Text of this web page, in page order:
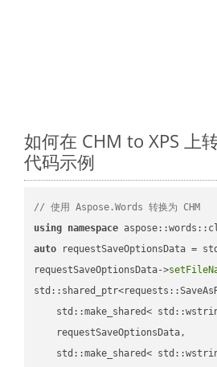
如何在 CHM to XPS 上
代码示例
// 使用 Aspose.Words 转换为 CHM
using namespace
auto requestSaveOptionsData =
requestSaveOptionsData->
std::make_shared<
    requestSaveOptionsData,
std::make_shared<